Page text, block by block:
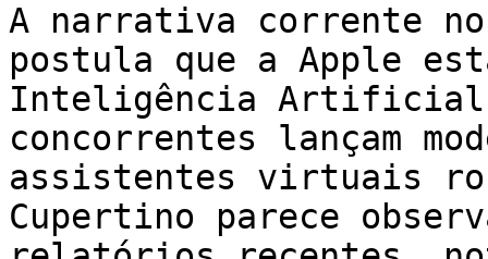
A narrativa corrente
postula que a Apple
Inteligência Artificial.
concorrentes lançam
assistentes virtuais
Cupertino parece